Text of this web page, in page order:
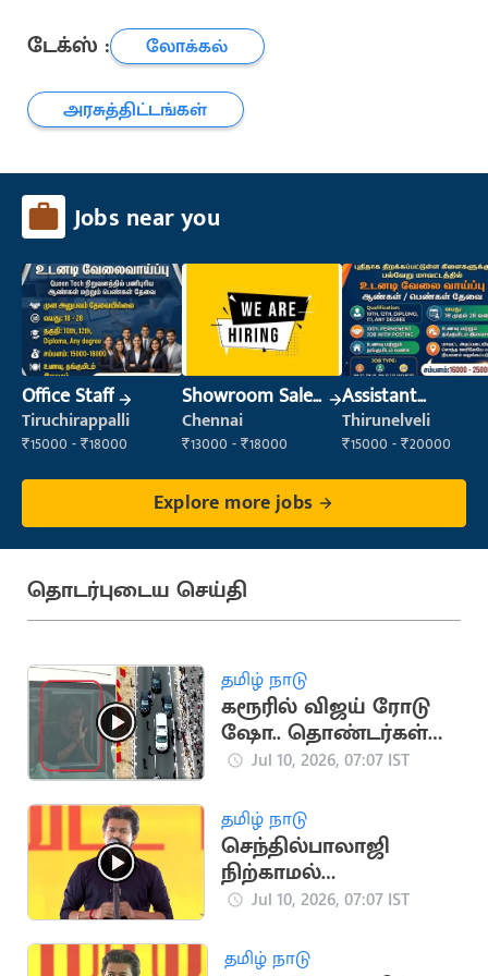
டேக்ஸ் :
லோக்கல்
அரசுத்திட்டங்கள்
Jobs near you
Office Staff
Tiruchirappalli
₹15000 - ₹18000
Showroom Sales
Executive (Retail
Sales)
Chennai
₹13000 - ₹18000
Assistant
Manager
Thirunelveli
₹15000 - ₹20000
Explore more jobs
தொடர்புடைய செய்தி
தமிழ் நாடு
கரூரில் விஜய் ரோடு
ஷோ.. தொண்டர்கள்
உற்சாக வரவேற்பு
Jul 10, 2026, 07:07 IST
தமிழ் நாடு
செந்தில்பாலாஜி
நிற்காமல்
ஓடிக்கொண்டுள்ளார்..
Jul 10, 2026, 07:07 IST
தமிழ் நாடு